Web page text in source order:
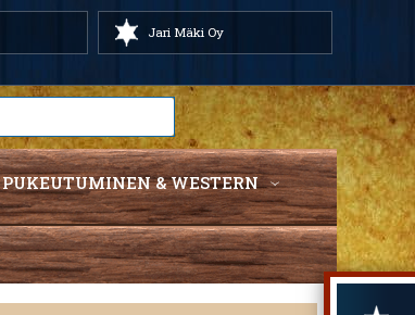
Jari Mäki Oy
PUKEUTUMINEN & WESTERN